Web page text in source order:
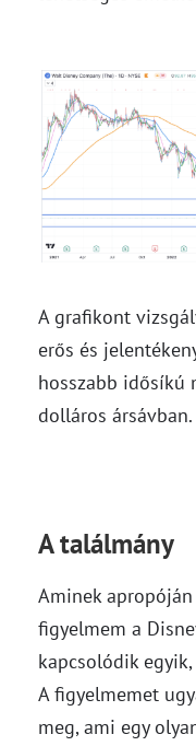
A grafikont
erős és
hosszabb idősíkú
dolláros ársávban.
A találmány
Aminek
figyelmem a
kapcsolódik
A figyelmemet
meg, ami egy